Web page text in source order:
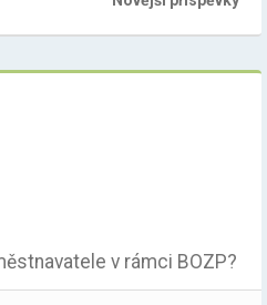
v rámci BOZP?